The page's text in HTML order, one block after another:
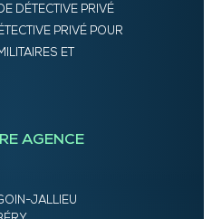
DÉTECTIVE PRIVÉ
PRIVÉ POUR
ET
AGENCE
JALLIEU